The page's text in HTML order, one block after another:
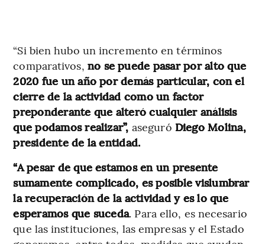
“Si bien hubo un incremento en términos
comparativos, no se puede pasar por alto que
2020 fue un año por demás particular, con el
cierre de la actividad como un factor
preponderante que alteró cualquier análisis
que podamos realizar”, aseguró Diego Molina,
presidente de la entidad.
“A pesar de que estamos en un presente
sumamente complicado, es posible vislumbrar
la recuperación de la actividad y es lo que
esperamos que suceda. Para ello, es necesario
que las instituciones, las empresas y el Estado